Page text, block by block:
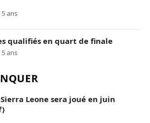
5 ans
qualifiés en quart de finale
5 ans
Leone sera joué en juin